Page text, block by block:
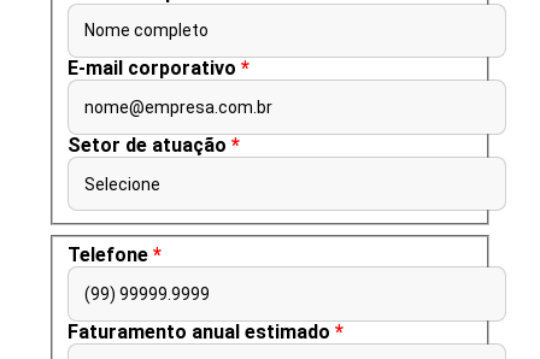
Nome completo
E-mail corporativo *
nome@empresa.com.br
Setor de atuação *
Selecione
Telefone *
(99) 99999.9999
Faturamento anual estimado *